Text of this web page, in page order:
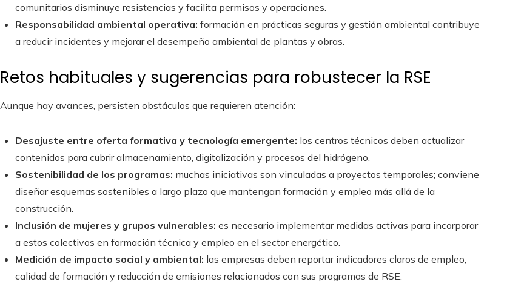
comunitarios disminuye resistencias y facilita permisos y operaciones.
Responsabilidad ambiental operativa: formación en prácticas seguras y gestión ambiental contribuye
a reducir incidentes y mejorar el desempeño ambiental de plantas y obras.
Retos habituales y sugerencias para robustecer la RSE
Aunque hay avances, persisten obstáculos que requieren atención:
Desajuste entre oferta formativa y tecnología emergente: los centros técnicos deben actualizar
contenidos para cubrir almacenamiento, digitalización y procesos del hidrógeno.
Sostenibilidad de los programas: muchas iniciativas son vinculadas a proyectos temporales; conviene
diseñar esquemas sostenibles a largo plazo que mantengan formación y empleo más allá de la
construcción.
Inclusión de mujeres y grupos vulnerables: es necesario implementar medidas activas para incorporar
a estos colectivos en formación técnica y empleo en el sector energético.
Medición de impacto social y ambiental: las empresas deben reportar indicadores claros de empleo,
calidad de formación y reducción de emisiones relacionados con sus programas de RSE.